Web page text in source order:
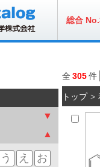
総合
▼
▲
う え
お
全 305 件
トップ